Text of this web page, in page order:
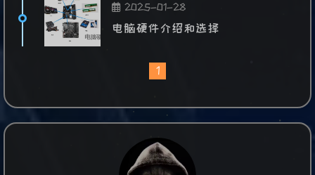
2025-01-28
电脑硬件介绍和选择
1